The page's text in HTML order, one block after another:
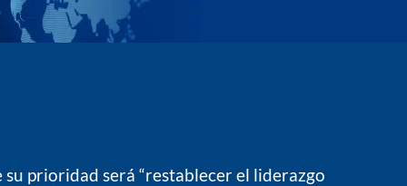
prioridad será “restablecer el liderazgo